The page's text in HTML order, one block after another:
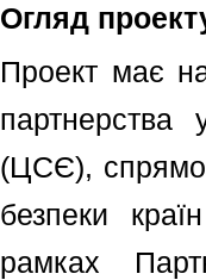
Огляд
Проект має на
партнерства
(ЦСЄ),
безпеки
рамках